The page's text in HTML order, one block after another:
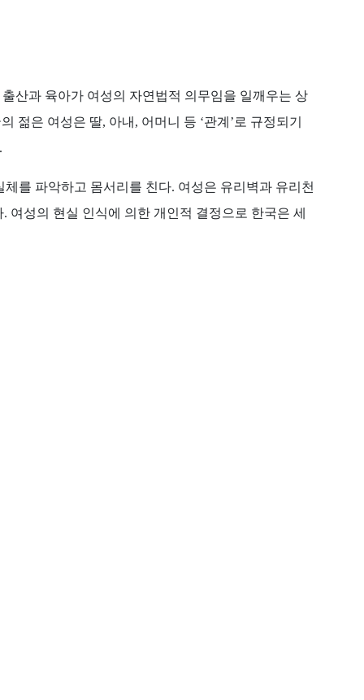
산과 육아가 여성의 자연법적 의무임을 일깨우는 상
젊은 여성은 딸, 아내 , 어머니 등 ‘관계 ’ 로 규정되기
.
를 파악하고 몸서리를 친다. 여성은 유리벽과 유리천
. 여성의 현실 인식에 의한 개인적 결정으로 한국은 세